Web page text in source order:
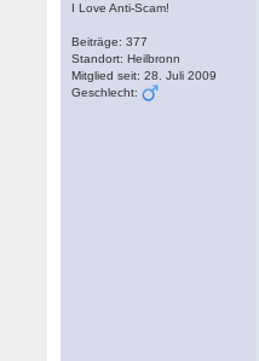
I Love Anti-Scam!
Beiträge: 377
Standort: Heilbronn
Mitglied seit: 28. Juli 2009
Geschlecht: